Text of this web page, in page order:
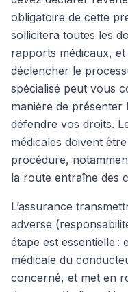
obligatoire de cette
sollicitera toutes les
rapports médicaux,
déclencher le
spécialisé peut vous
manière de
défendre vos droits.
médicales doivent
procédure,
la route entraîne des
L’assurance
adverse
étape est essentielle :
médicale du
concerné, et met en